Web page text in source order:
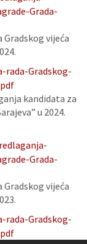
Grada-
vijeća
rada-Gradskog-
kandidata za
u 2024.
Grada-
vijeća
rada-Gradskog-